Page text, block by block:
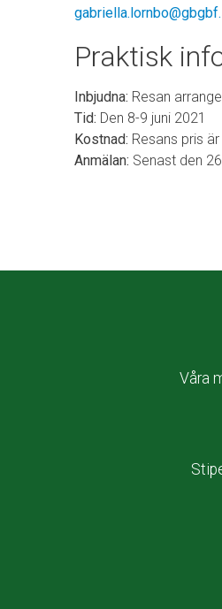
Praktisk
Inbjudna: Resan
Tid: Den 8-9 juni 2021
Kostnad: Resans pris
Anmälan: Senast den
Våra